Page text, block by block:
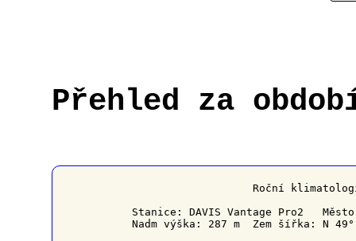
Přehled za
Roční
Stanice: DAVIS Vantage Pro2
Nadm výška: 287 m  Zem šířka: N